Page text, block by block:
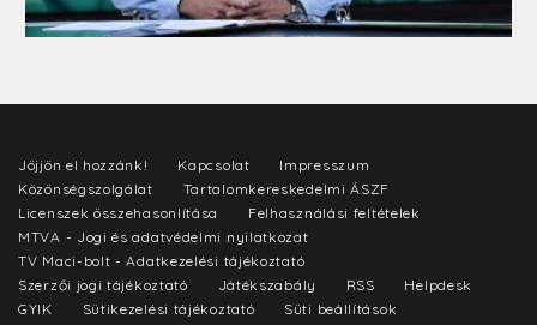
Jöjjön el hozzánk! Kapcsolat
Impresszum
Közönségszolgálat
Tartalomkereskedelmi ÁSZF
Licenszek összehasonlítása
Felhasználási feltételek
MTVA - Jogi és adatvédelmi nyilatkozat
TV Maci-bolt - Adatkezelési tájékoztató
Szerzői jogi tájékoztató
Játékszabály RSS
Helpdesk
GYIK
Sütikezelési tájékoztató Süti beállítások